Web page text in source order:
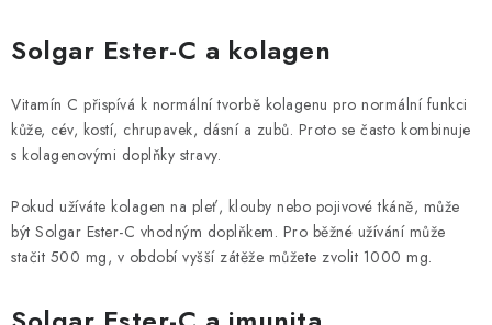
Solgar Ester-C a kolagen
Vitamín C přispívá k normální tvorbě kolagenu pro normální funkci
kůže, cév, kostí, chrupavek, dásní a zubů. Proto se často kombinuje
s kolagenovými doplňky stravy.
Pokud užíváte kolagen na pleť, klouby nebo pojivové tkáně, může
být Solgar Ester-C vhodným doplňkem. Pro běžné užívání může
stačit 500 mg, v období vyšší zátěže můžete zvolit 1000 mg.